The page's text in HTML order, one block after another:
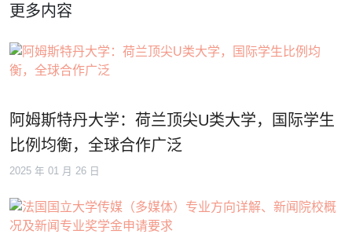
更多内容
阿姆斯特丹大学：荷兰顶尖U类大学，国际学生
比例均衡，全球合作广泛
2025 年 01 月 26 日